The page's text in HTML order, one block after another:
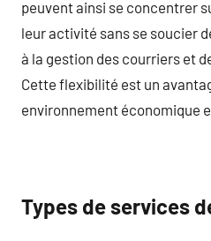
peuvent ainsi se concentrer
leur activité sans se soucier
à la gestion des courriers et
Cette flexibilité est un
environnement économique
Types de services